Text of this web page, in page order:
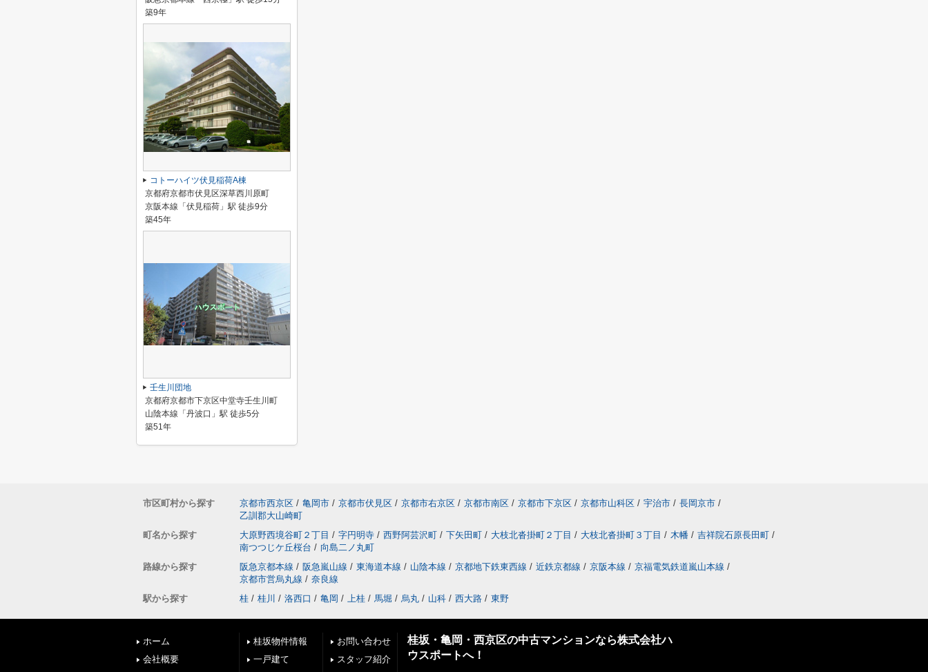
築9年
コトーハイツ伏見稲荷A棟
京都府京都市伏見区深草西川原町
京阪本線「伏見稲荷」駅 徒歩9分
築45年
壬生川団地
京都府京都市下京区中堂寺壬生川町
山陰本線「丹波口」駅 徒歩5分
築51年
市区町村から探す 京都市西京区 / 亀岡市 / 京都市伏見区 / 京都市右京区 / 京都市南区 / 京都市下京区 / 京都市山科区 / 宇治市 / 長岡京市 /
乙訓郡大山崎町
町名から探す
大原野西境谷町２丁目 / 字円明寺 / 西野阿芸沢町 / 下矢田町 / 大枝北沓掛町２丁目 / 大枝北沓掛町３丁目 / 木幡 / 吉祥院石原長田町 /
南つつじケ丘桜台 / 向島二ノ丸町
路線から探す
阪急京都本線 / 阪急嵐山線 / 東海道本線 / 山陰本線 / 京都地下鉄東西線 / 近鉄京都線 / 京阪本線 / 京福電気鉄道嵐山本線 /
京都市営烏丸線 / 奈良線
駅から探す
桂 / 桂川 / 洛西口 / 亀岡 / 上桂 / 馬堀 / 烏丸 / 山科 / 西大路 / 東野
ホーム
会社概要
桂坂物件情報
一戸建て
お問い合わせ
スタッフ紹介
桂坂・亀岡・西京区の中古マンションなら株式会社ハ
ウスポートへ！